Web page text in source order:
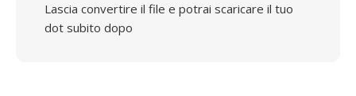
Lascia convertire il file e potrai scaricare il tuo
dot subito dopo